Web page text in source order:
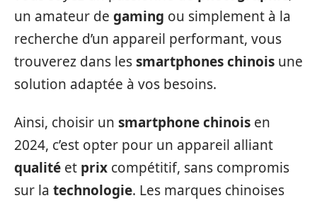
un amateur de gaming ou simplement à la
recherche d’un appareil performant, vous
trouverez dans lessmartphones chinois une
solution adaptée à vos besoins.
Ainsi, choisir un smartphone chinois en
2024, c’est opter pour un appareil alliant
qualité et prix compétitif, sans compromis
sur la technologie. Les marques chinoises